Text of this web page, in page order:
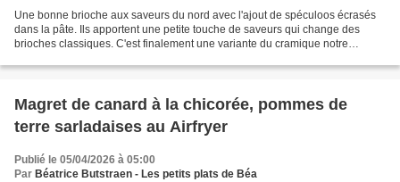
Une bonne brioche aux saveurs du nord avec l'ajout de spéculoos écrasés
dans la pâte. Ils apportent une petite touche de saveurs qui change des
brioches classiques. C'est finalement une variante du cramique notre
Magret de canard à la chicorée, pommes de
terre sarladaises au Airfryer
Publié le 05/04/2026 à 05:00
Par Béatrice Butstraen - Les petits plats de Béa